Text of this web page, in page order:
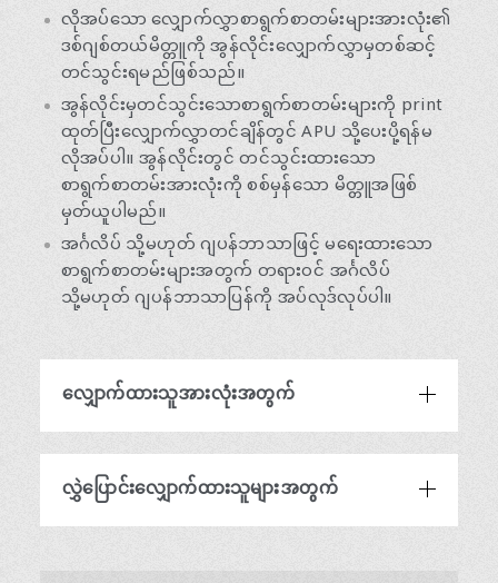
လိုအပ်သော လျှောက်လွှာစာရွက်စာတမ်းများအားလုံး၏
ဒစ်ဂျစ်တယ်မိတ္တူကို အွန်လိုင်းလျှောက်လွှာမှတစ်ဆင့်
တင်သွင်းရမည်ဖြစ်သည်။
အွန်လိုင်းမှတင်သွင်းသောစာရွက်စာတမ်းများကို print
ထုတ်ပြီးလျှောက်လွှာတင်ချိန်တွင် APU သို့ပေးပို့ရန်မ
လိုအပ်ပါ။ အွန်လိုင်းတွင် တင်သွင်းထားသော
စာရွက်စာတမ်းအားလုံးကို စစ်မှန်သော မိတ္တူအဖြစ်
မှတ်ယူပါမည်။
အင်္ဂလိပ် သို့မဟုတ် ဂျပန်ဘာသာဖြင့် မရေးထားသော
စာရွက်စာတမ်းများအတွက် တရားဝင် အင်္ဂလိပ်
သို့မဟုတ် ဂျပန်ဘာသာပြန်ကို အပ်လုဒ်လုပ်ပါ။
လျှောက်ထားသူအားလုံးအတွက်
လွှဲပြောင်းလျှောက်ထားသူများအတွက်